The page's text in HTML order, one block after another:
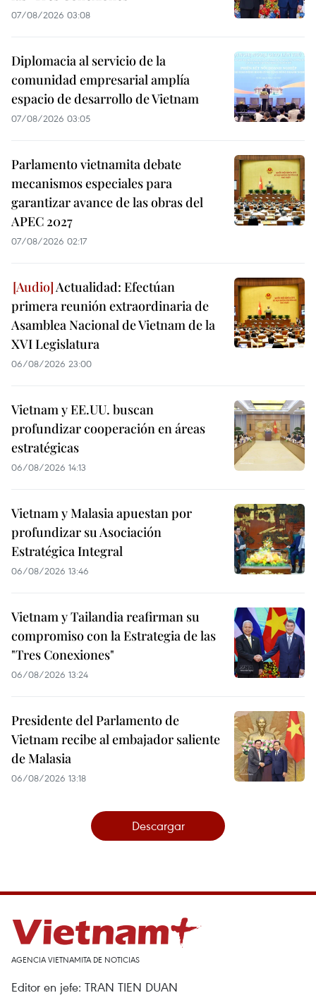
07/08/2026 03:08
Diplomacia al servicio de la
comunidad empresarial amplía
espacio de desarrollo de Vietnam
07/08/2026 03:05
Parlamento vietnamita debate
mecanismos especiales para
garantizar avance de las obras del
APEC 2027
07/08/2026 02:17
Actualidad: Efectúan
primera reunión extraordinaria de
Asamblea Nacional de Vietnam de la
XVI Legislatura
06/08/2026 23:00
Vietnam y EE.UU. buscan
profundizar cooperación en áreas
estratégicas
06/08/2026 14:13
Vietnam y Malasia apuestan por
profundizar su Asociación
Estratégica Integral
06/08/2026 13:46
Vietnam y Tailandia reafirman su
compromiso con la Estrategia de las
"Tres Conexiones"
06/08/2026 13:24
Presidente del Parlamento de
Vietnam recibe al embajador saliente
de Malasia
06/08/2026 13:18
Descargar
AGENCIA VIETNAMITA DE NOTICIAS
Editor en jefe: TRAN TIEN DUAN